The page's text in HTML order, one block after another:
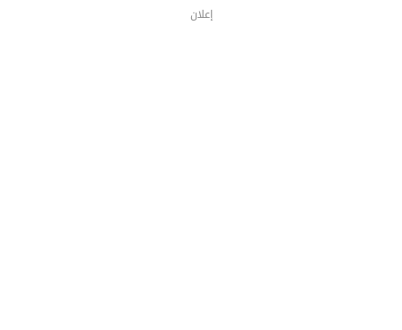
إعلان